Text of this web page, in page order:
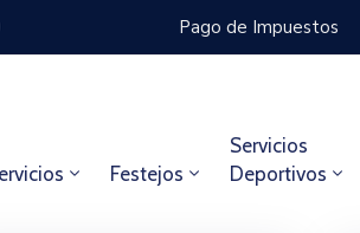
Pago de Impuestos
Festejos
Servicios
Deportivos